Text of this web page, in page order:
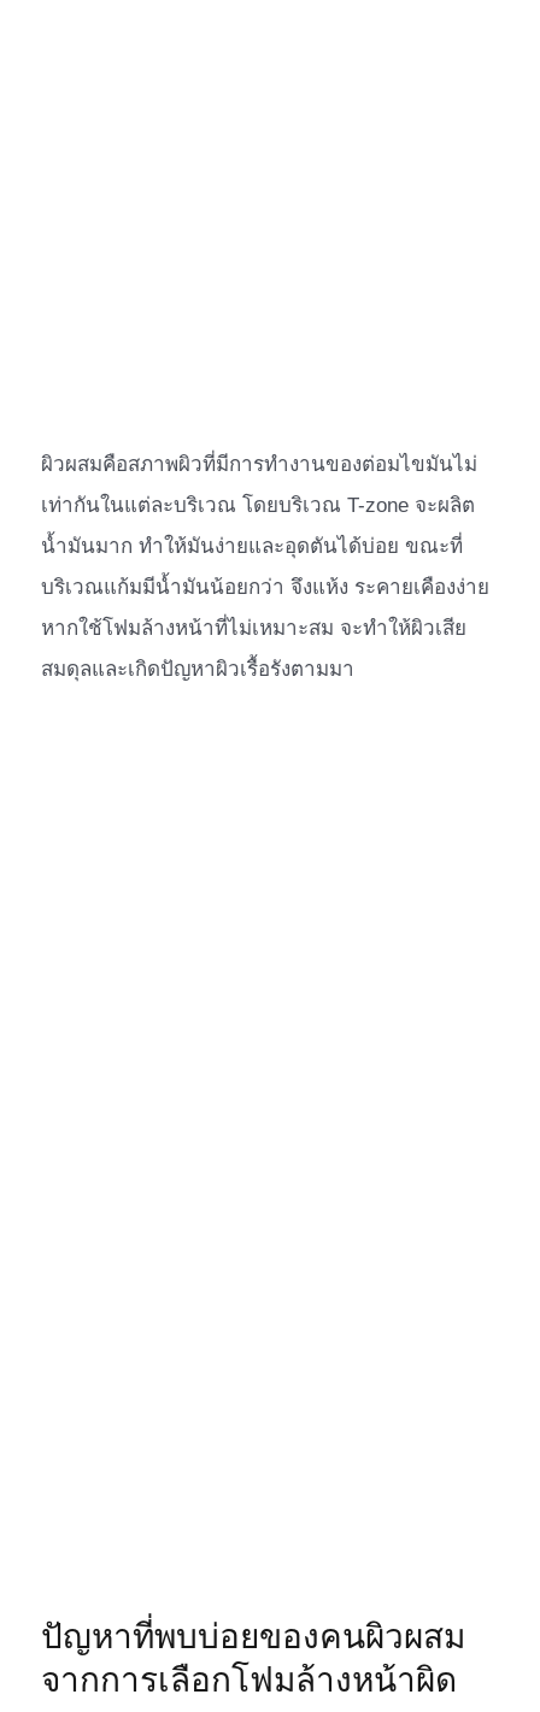
ผิวผสมคือสภาพผิวที่มีการทำงานของต่อมไขมันไม่
เท่ากันในแต่ละบริเวณ โดยบริเวณ T-zone จะผลิต
น้ำมันมาก ทำให้มันง่ายและอุดตันได้บ่อย ขณะที่
บริเวณแก้มมีน้ำมันน้อยกว่า จึงแห้ง ระคายเคืองง่าย
หากใช้โฟมล้างหน้าที่ไม่เหมาะสม จะทำให้ผิวเสีย
สมดุลและเกิดปัญหาผิวเรื้อรังตามมา
ปัญหาที่พบบ่อยของคนผิวผสม
จากการเลือกโฟมล้างหน้าผิด